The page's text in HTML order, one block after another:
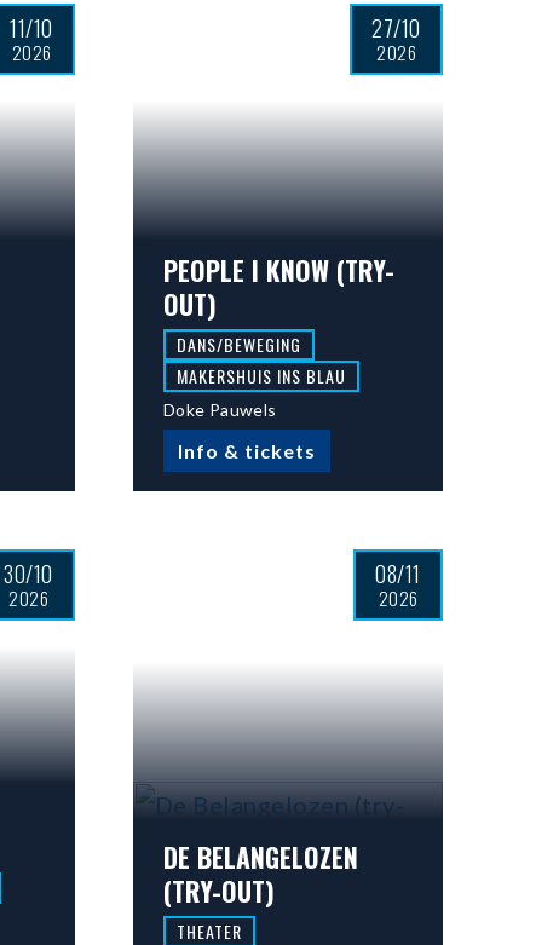
11/10
2026
27/10
2026
PEOPLE I KNOW (TRY-
OUT)
DANS/BEWEGING
MAKERSHUIS INS BLAU
Doke Pauwels
Info & tickets
30/10
2026
08/11
2026
DE BELANGELOZEN
(TRY-OUT)
THEATER